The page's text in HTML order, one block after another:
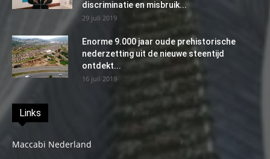
discriminatie en misbruik...
29 juli 2019
Enorme 9.000 jaar oude prehistorische
nederzetting uit de nieuwe steentijd
ontdekt...
16 juli 2019
Links
Maccabi Nederland